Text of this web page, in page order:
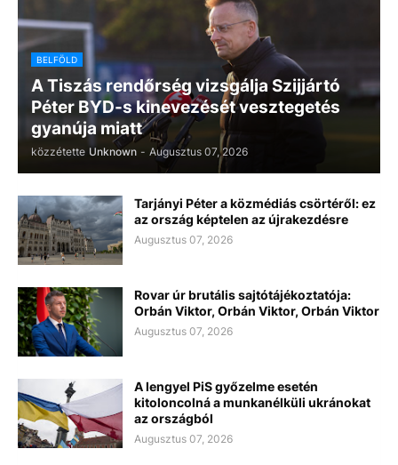
BELFÖLD
A Tiszás rendőrség vizsgálja Szijjártó
Péter BYD-s kinevezését vesztegetés
gyanúja miatt
közzétette Unknown - Augusztus 07, 2026
Tarjányi Péter a közmédiás csörtéről: ez
az ország képtelen az újrakezdésre
Augusztus 07, 2026
Rovar úr brutális sajtótájékoztatója:
Orbán Viktor, Orbán Viktor, Orbán Viktor
Augusztus 07, 2026
A lengyel PiS győzelme esetén
kitoloncolná a munkanélküli ukránokat
az országból
Augusztus 07, 2026